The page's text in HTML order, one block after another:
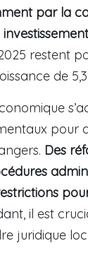
par la
restent
de
pour
Des
il est
juridique